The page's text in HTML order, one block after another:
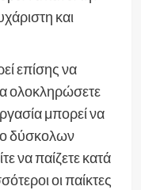
και
επίσης να
ολοκληρώσετε
μπορεί να
δύσκολων
να παίζετε κατά
οι παίκτες